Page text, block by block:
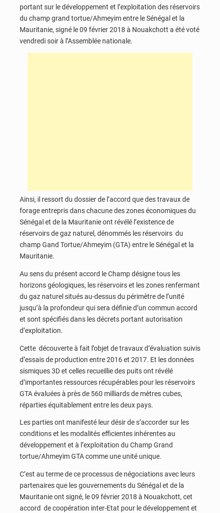
portant sur le développement et l’exploitation des réservoirs
du champ grand tortue/Ahmeyim entre le Sénégal et la
Mauritanie, signé le 09 février 2018 à Nouakchott a été voté
vendredi soir à l’Assemblée nationale.
Ainsi, il ressort du dossier de l’accord que des travaux de
forage entrepris dans chacune des zones économiques du
Sénégal et de la Mauritanie ont révélé l’existence de
réservoirs de gaz naturel, dénommés les réservoirs du
champ Gand Tortue/Ahmeyim (GTA) entre le Sénégal et la
Mauritanie.
Au sens du présent accord le Champ désigne tous les
horizons géologiques, les réservoirs et les zones renfermant
du gaz naturel situés au-dessus du périmètre de l’unité
jusqu’à la profondeur qui sera définie d’un commun accord
et sont spécifiés dans les décrets portant autorisation
d’exploitation.
Cette découverte à fait l’objet de travaux d’évaluation suivis
d’essais de production entre 2016 et 2017. Et les données
sismiques 3D et celles recueillie des puits ont révélé
d’importantes ressources récupérables pour les réservoirs
GTA évaluées à près de 560 milliards de mètres cubes,
réparties équitablement entre les deux pays.
Les parties ont manifesté leur désir de s’accorder sur les
conditions et les modalités efficientes inhérentes au
développement et à l’exploitation du Champ Grand
tortue/Ahmeyim GTA comme une unité unique.
C’est au terme de ce processus de négociations avec leurs
partenaires que les gouvernements du Sénégal et de la
Mauritanie ont signé, le 09 février 2018 à Nouakchott, cet
accord de coopération inter-Etat pour le développement et